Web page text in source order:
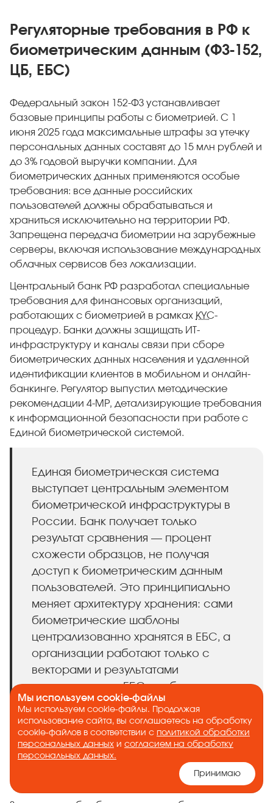
Регуляторные требования в РФ к
биометрическим данным (ФЗ-152,
ЦБ, ЕБС)
Федеральный закон 152-ФЗ устанавливает
базовые принципы работы с биометрией. С 1
июня 2025 года максимальные штрафы за утечку
персональных данных составят до 15 млн рублей и
до 3% годовой выручки компании. Для
биометрических данных применяются особые
требования: все данные российских
пользователей должны обрабатываться и
храниться исключительно на территории РФ.
Запрещена передача биометрии на зарубежные
серверы, включая использование международных
облачных сервисов без локализации.
Центральный банк РФ разработал специальные
требования для финансовых организаций,
работающих с биометрией в рамках KYC-
процедур. Банки должны защищать ИТ-
инфраструктуру и каналы связи при сборе
биометрических данных населения и удаленной
идентификации клиентов в мобильном и онлайн-
банкинге. Регулятор выпустил методические
рекомендации 4-МР, детализирующие требования
к информационной безопасности при работе с
Единой биометрической системой.
Единая биометрическая система
выступает центральным элементом
биометрической инфраструктуры в
России. Банк получает только
результат сравнения — процент
схожести образцов, не получая
доступ к биометрическим данным
пользователей. Это принципиально
меняет архитектуру хранения: сами
биометрические шаблоны
централизованно хранятся в ЕБС, а
организации работают только с
векторами и результатами
сопоставления. ЕБС необходимо
защищать в соответствии с 453
Приказом Минцифры, содержащим
правила обработки, размещения и
обновления биометрии.
Мы используем cookie-файлы
Мы используем cookie-файлы. Продолжая
использование сайта, вы соглашаетесь на обработку
cookie-файлов в соответствии с политикой обработки
персональных данных и согласием на обработку
персональных данных.
Принимаю